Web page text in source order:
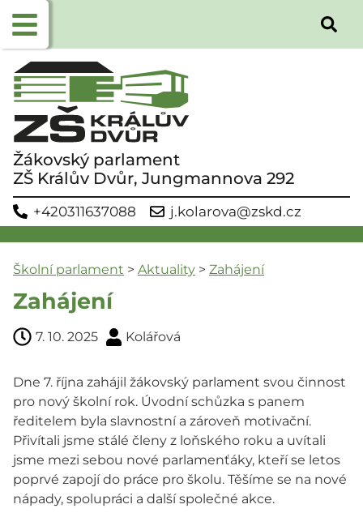
Žákovský parlament
ZŠ Králův Dvůr, Jungmannova 292
+420311637088 j.kolarova@zskd.cz
Školní parlament > Aktuality > Zahájení
Zahájení
7. 10. 2025 Kolářová
Dne 7. října zahájil žákovský parlament svou činnost
pro nový školní rok. Úvodní schůzka s panem
ředitelem byla slavnostní a zároveň motivační.
Přivítali jsme stálé členy z loňského roku a uvítali
jsme mezi sebou nové parlamenťáky, kteří se letos
poprvé zapojí do práce pro školu. Těšíme se na nové
nápady, spolupráci a další společné akce.